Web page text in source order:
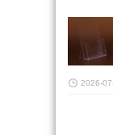
2026-